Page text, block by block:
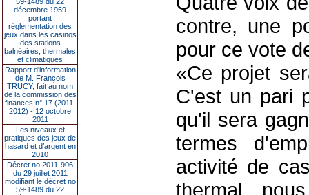
décembre 1959
portant
réglementation des
jeux dans les casinos
des stations
balnéaires, thermales
et climatiques
Rapport d'information
de M. François
TRUCY, fait au nom
de la commission des
finances n° 17 (2011-
2012) - 12 octobre
2011
Les niveaux et
pratiques des jeux de
hasard et d’argent en
2010
Décret no 2011-906
du 29 juillet 2011
modifiant le décret no
59-1489 du 22
contre, une
pour ce vote
«Ce projet
C'est un pari
qu'il sera
termes
activité de
thermal,